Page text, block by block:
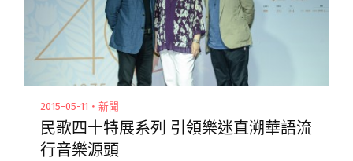
2015-05-11・新聞
民歌四十特展系列 引領樂迷直溯華語流
行音樂源頭